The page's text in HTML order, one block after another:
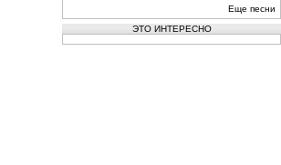
Еще песни
ЭТО ИНТЕРЕСНО